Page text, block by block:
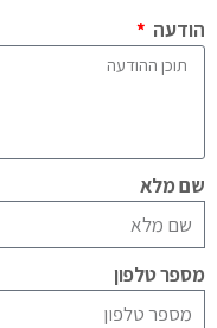
הודעה
שם מלא
מספר טלפון